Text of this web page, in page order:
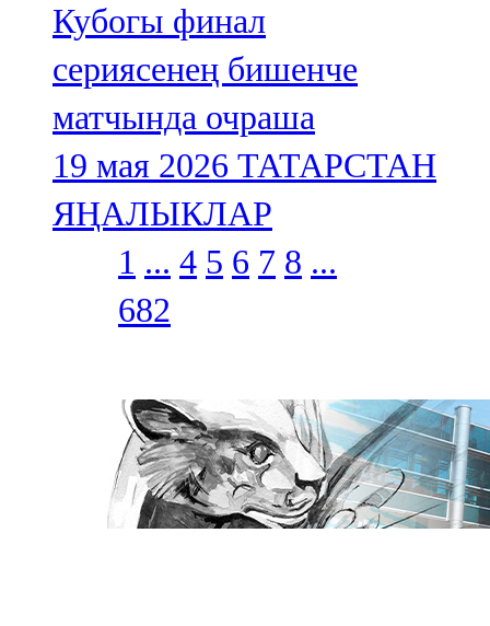
Кубогы финал
сериясенең бишенче
матчында очраша
19 мая 2026 ТАТАРСТАН
ЯҢАЛЫКЛАР
1 ... 4 5 6 7 8 ...
682